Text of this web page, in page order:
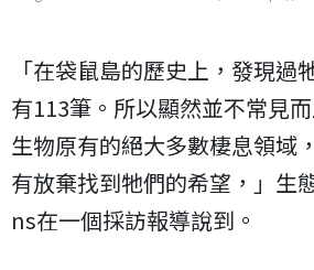
「在袋鼠島的歷史上，發現過
有113筆。所以顯然並不常見
生物原有的絕大多數棲息領域
有放棄找到牠們的希望，」生
ns在一個採訪報導說到。